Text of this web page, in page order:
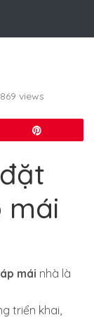
views
mái
áp mái nhà là
triển khai,